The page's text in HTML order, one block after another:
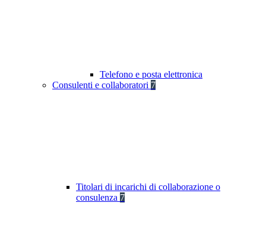
Telefono e posta elettronica
Consulenti e collaboratori 7
Titolari di incarichi di collaborazione o
consulenza 7